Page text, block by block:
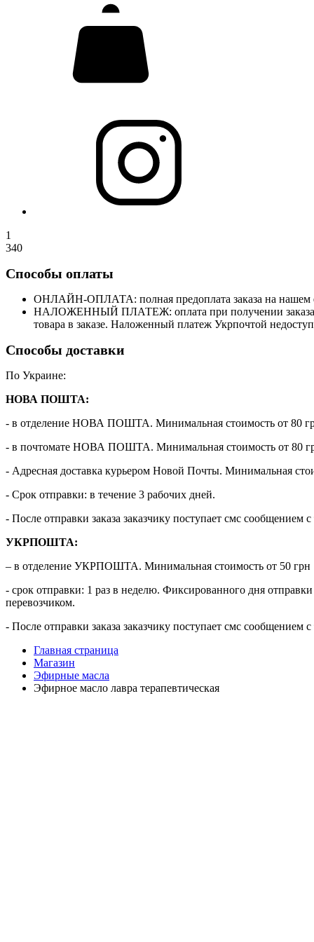
1
340
Способы оплаты
ОНЛАЙН-ОПЛАТА: полная предоплата заказа на нашем
НАЛОЖЕННЫЙ ПЛАТЕЖ: оплата при получении заказа
товара в заказе. Наложенный платеж Укрпочтой
Способы доставки
По Украине:
НОВА ПОШТА:
- в отделение НОВА ПОШТА. Минимальная стоимость от 80
- в почтомате НОВА ПОШТА. Минимальная стоимость от 80
- Адресная доставка курьером Новой Почты. Минимальная
- Срок отправки: в течение 3 рабочих дней.
- После отправки заказа заказчику поступает смс
УКРПОШТА:
– в отделение УКРПОШТА. Минимальная стоимость от 50 грн
- срок отправки: 1 раз в неделю. Фиксированного дня
перевозчиком.
- После отправки заказа заказчику поступает смс
Главная страница
Магазин
Эфирные масла
Эфирное масло лавра терапевтическая